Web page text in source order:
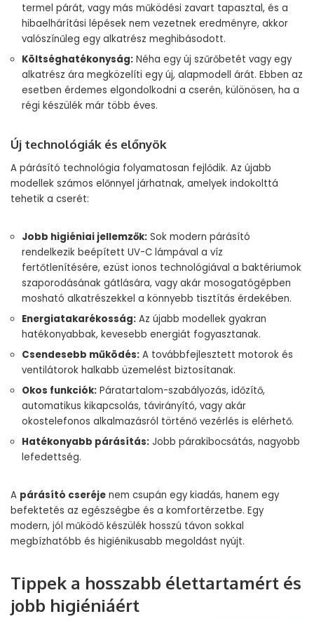
termel párát, vagy más működési zavart tapasztal, és a
hibaelhárítási lépések nem vezetnek eredményre, akkor
valószínűleg egy alkatrész meghibásodott.
Költséghatékonyság: Néha egy új szűrőbetét vagy egy
alkatrész ára megközelíti egy új, alapmodell árát. Ebben az
esetben érdemes elgondolkodni a cserén, különösen, ha a
régi készülék már több éves.
Új technológiák és előnyök
A párásító technológia folyamatosan fejlődik. Az újabb
modellek számos előnnyel járhatnak, amelyek indokolttá
tehetik a cserét:
Jobb higiéniai jellemzők: Sok modern párásító
rendelkezik beépített UV-C lámpával a víz
fertőtlenítésére, ezüst ionos technológiával a baktériumok
szaporodásának gátlására, vagy akár mosogatógépben
mosható alkatrészekkel a könnyebb tisztítás érdekében.
Energiatakarékosság: Az újabb modellek gyakran
hatékonyabbak, kevesebb energiát fogyasztanak.
Csendesebb működés: A továbbfejlesztett motorok és
ventilátorok halkabb üzemelést biztosítanak.
Okos funkciók: Páratartalom-szabályozás, időzítő,
automatikus kikapcsolás, távirányító, vagy akár
okostelefonos alkalmazásról történő vezérlés is elérhető.
Hatékonyabb párásítás: Jobb párakibocsátás, nagyobb
lefedettség.
A párásító cseréje nem csupán egy kiadás, hanem egy
befektetés az egészségbe és a komfortérzetbe. Egy
modern, jól működő készülék hosszú távon sokkal
megbízhatóbb és higiénikusabb megoldást nyújt.
Tippek a hosszabb élettartamért és
jobb higiéniáért